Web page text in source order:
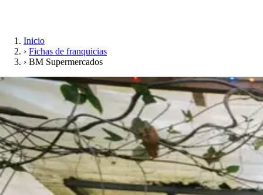
Inicio
› Fichas de franquicias
› BM Supermercados